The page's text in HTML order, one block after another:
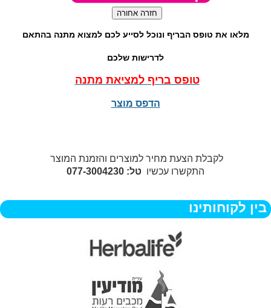
מלאו את טופס הבריף ונוכל לסייע לכם למצוא מתנה בהתאם
לדרישות שלכם
טופס בריף למציאת מתנה
הדפס מוצר
לקבלת הצעת מחיר למוצרים והזמנת המוצר
התקשרו עכשיו טל: 077-3004230
בין לקוחותינו